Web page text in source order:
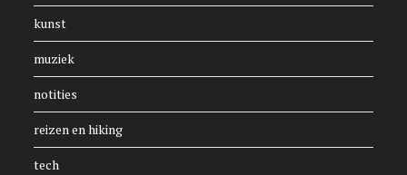
kunst
muziek
notities
reizen en hiking
tech